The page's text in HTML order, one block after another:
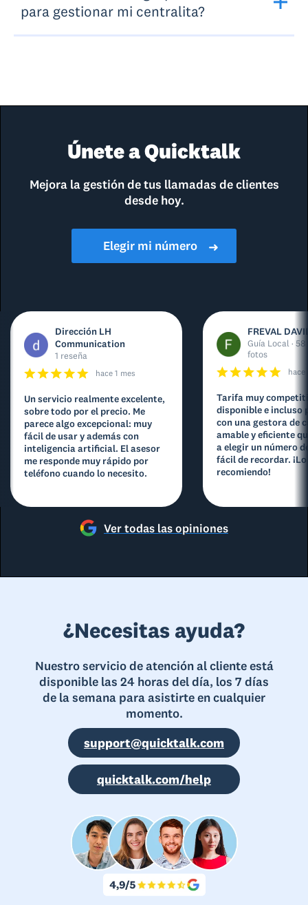
para gestionar mi centralita?
Únete a Quicktalk
Mejora la gestión de tus llamadas de clientes
desde hoy.
Elegir mi número ➜
Dirección LH
Communication
1 reseña
hace 1 mes
Un servicio realmente excelente,
sobre todo por el precio. Me
parece algo excepcional: muy
fácil de usar y además con
inteligencia artificial. El asesor
me responde muy rápido por
teléfono cuando lo necesito.
FREVAL
Guía Local · 58
fotos
hace
Tarifa muy
disponible e incluso
con una gestora de
amable y eficiente
a elegir un número
fácil de recordar. ¡Lo
recomiendo!
Ver todas las opiniones
¿Necesitas ayuda?
Nuestro servicio de atención al cliente está
disponible las 24 horas del día, los 7 días
de la semana para asistirte en cualquier
momento.
support@quicktalk.com
quicktalk.com/help